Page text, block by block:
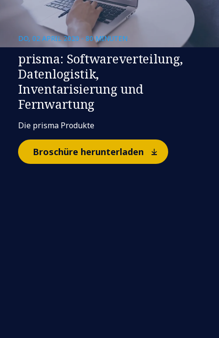
DO, 02 APRIL 2020 - 80 MINUTEN
prisma: Softwareverteilung,
Datenlogistik,
Inventarisierung und
Fernwartung
Die prisma Produkte
Broschüre herunterladen